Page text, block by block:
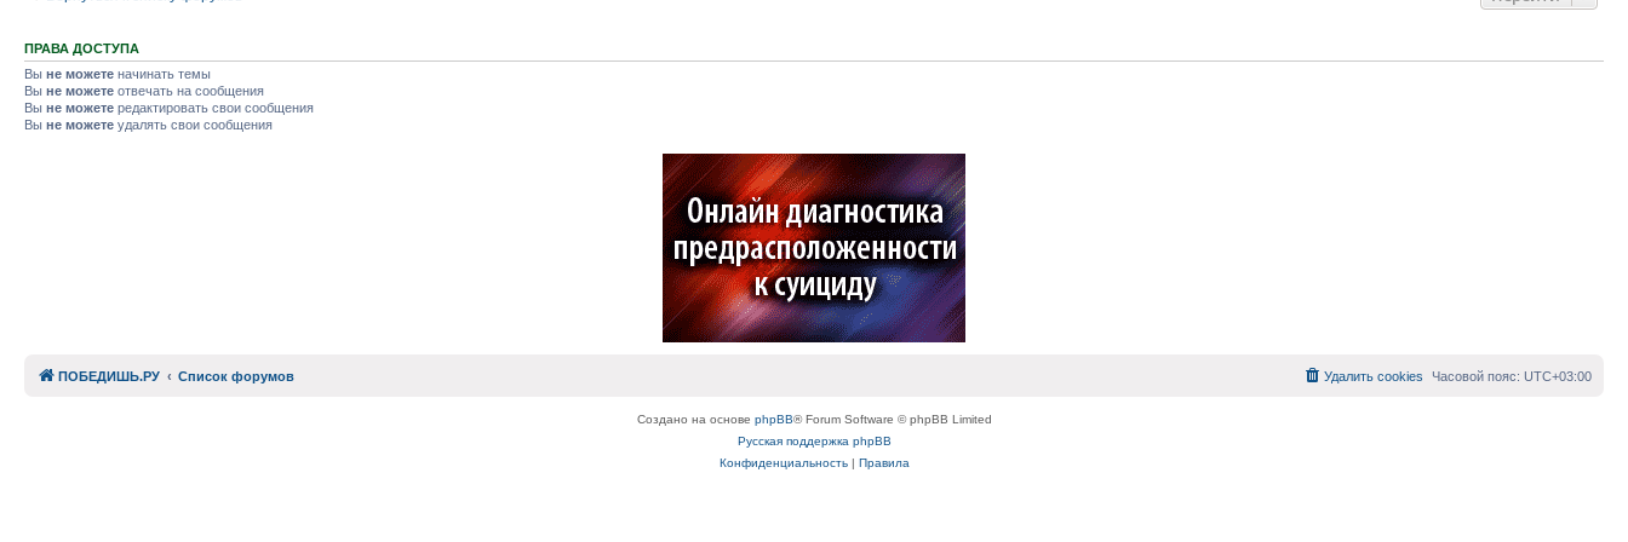
ПРАВА ДОСТУПА
Вы не можете начинать темы
Вы не можете отвечать на сообщения
Вы не можете редактировать свои сообщения
Вы не можете удалять свои сообщения
ПОБЕДИШЬ.РУ Список форумов Часовой пояс: UTC+03:00
Удалить cookies
Создано на основе phpBB® Forum Software © phpBB Limited
Русская поддержка phpBB
Конфиденциальность| Правила